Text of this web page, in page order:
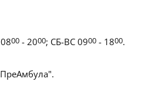
00 - 2000; СБ-ВС 0900 - 1800.